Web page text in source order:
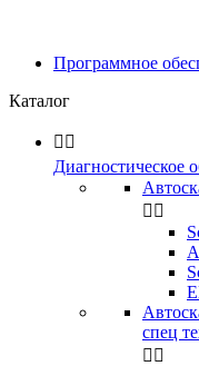
Программное
Каталог
 
Диагностическое
 
спец
 